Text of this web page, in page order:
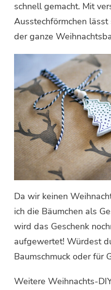
schnell gemacht. Mit
Ausstechförmchen
der ganze
Da wir keinen
ich die Bäumchen als
wird das Geschenk
aufgewertet! Würdest
Baumschmuck oder für
Weitere Weihnachts-